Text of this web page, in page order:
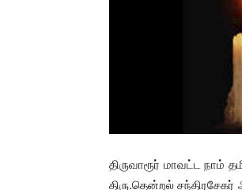
திருவாரூர் மாவட்ட நாம்
திரு.தென்றல்